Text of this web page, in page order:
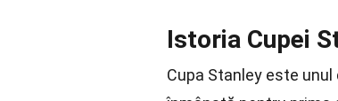
Istoria Cupei
Cupa Stanley este